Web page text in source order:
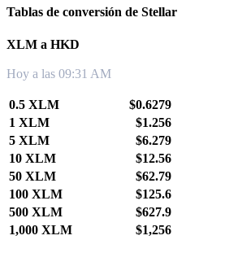
Tablas de conversión de Stellar
XLM a HKD
Hoy a las 09:31 AM
0.5 XLM
$0.6279
1 XLM
$1.256
5 XLM
$6.279
10 XLM
$12.56
50 XLM
$62.79
100 XLM
$125.6
500 XLM
$627.9
1,000 XLM
$1,256